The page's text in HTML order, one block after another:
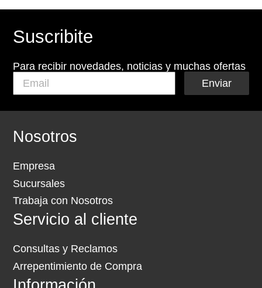
Suscribite
Para recibir novedades, noticias y muchas ofertas
Enviar
Nosotros
Empresa
Sucursales
Trabaja con Nosotros
Servicio al cliente
Consultas y Reclamos
Arrepentimiento de Compra